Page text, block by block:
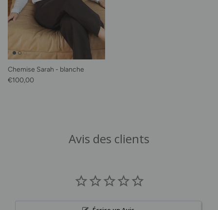
Chemise Sarah - blanche
Prix habituel
€100,00
Avis des clients